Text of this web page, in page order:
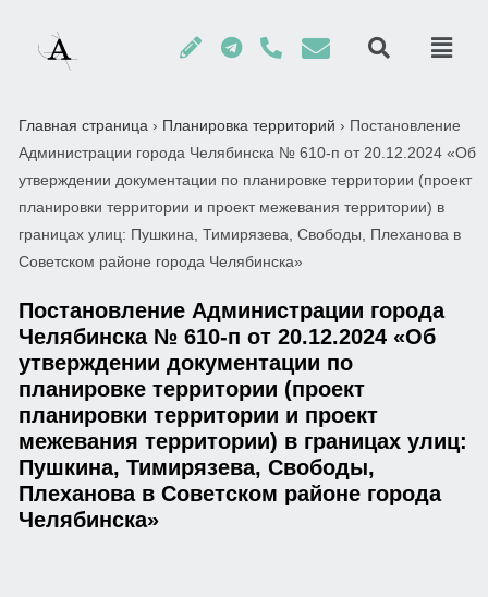
Главная страница › Планировка территорий › Постановление
Администрации города Челябинска № 610-п от 20.12.2024 «Об
утверждении документации по планировке территории (проект
планировки территории и проект межевания территории) в
границах улиц: Пушкина, Тимирязева, Свободы, Плеханова в
Советском районе города Челябинска»
Постановление Администрации города
Челябинска № 610-п от 20.12.2024 «Об
утверждении документации по
планировке территории (проект
планировки территории и проект
межевания территории) в границах улиц:
Пушкина, Тимирязева, Свободы,
Плеханова в Советском районе города
Челябинска»